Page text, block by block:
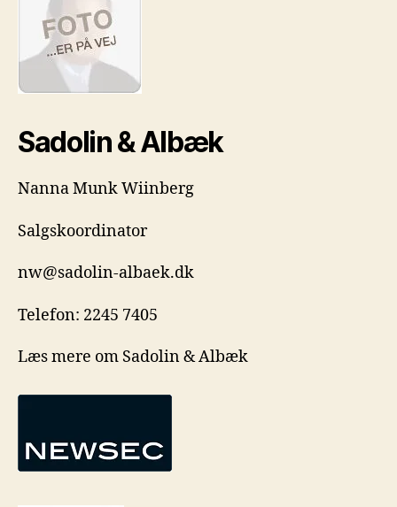
Sadolin & Albæk
Nanna Munk Wiinberg
Salgskoordinator
nw@sadolin-albaek.dk
Telefon: 2245 7405
Læs mere om Sadolin & Albæk